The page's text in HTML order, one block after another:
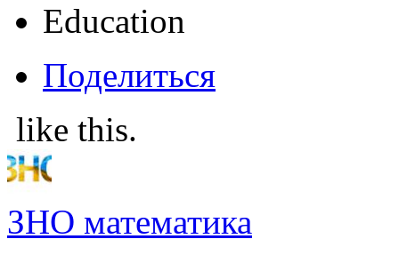
Education
Поделиться
like this.
ЗНО математика